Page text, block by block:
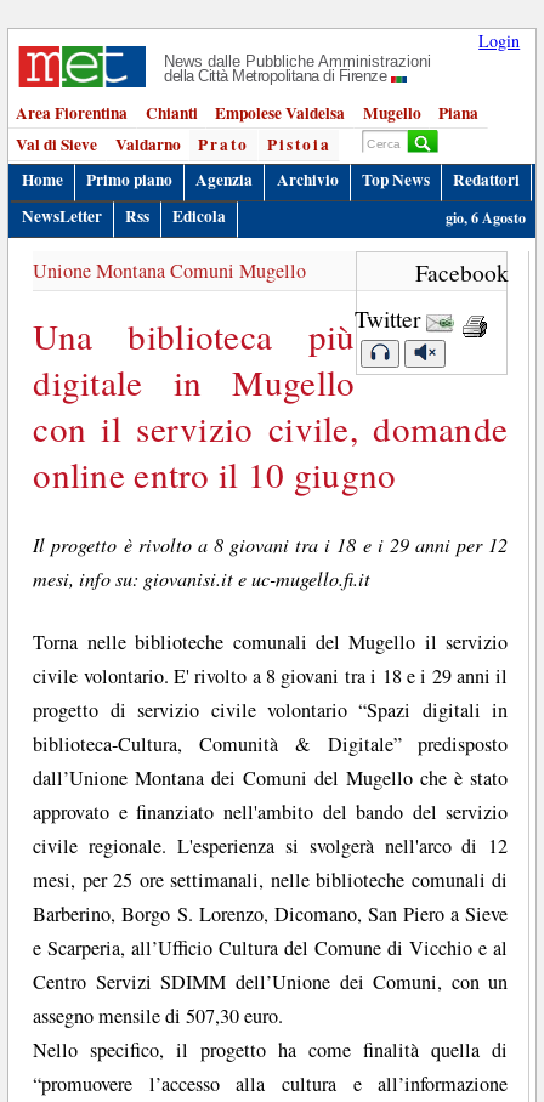
Login
News dalle Pubbliche Amministrazioni
della Città Metropolitana di Firenze
Area Fiorentina Chianti Empolese Valdelsa Mugello
Piana
Val di Sieve
Valdarno Prato
Pistoia
Home
Primo piano Agenzia Archivio Top News
Redattori
NewsLetter
Rss Edicola gio, 6 Agosto
Facebook
Twitter
Unione Montana Comuni Mugello
Una biblioteca più
digitale in Mugello
con il servizio civile, domande
online entro il 10 giugno
Il progetto è rivolto a 8 giovani tra i 18 e i 29 anni per 12
mesi, info su: giovanisi.it e uc-mugello.fi.it
Torna nelle biblioteche comunali del Mugello il servizio
civile volontario. E' rivolto a 8 giovani tra i 18 e i 29 anni il
progetto di servizio civile volontario “Spazi digitali in
biblioteca-Cultura, Comunità & Digitale” predisposto
dall’Unione Montana dei Comuni del Mugello che è stato
approvato e finanziato nell'ambito del bando del servizio
civile regionale. L'esperienza si svolgerà nell'arco di 12
mesi, per 25 ore settimanali, nelle biblioteche comunali di
Barberino, Borgo S. Lorenzo, Dicomano, San Piero a Sieve
e Scarperia, all’Ufficio Cultura del Comune di Vicchio e al
Centro Servizi SDIMM dell’Unione dei Comuni, con un
assegno mensile di 507,30 euro.
Nello specifico, il progetto ha come finalità quella di
“promuovere l’accesso alla cultura e all’informazione